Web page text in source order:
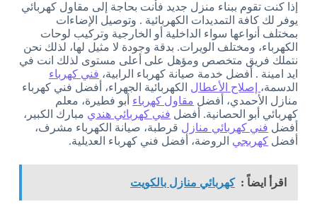
إذا كنت تقوم ببناء منزل جديد فأنت بحاجة إلى مقاول كهربائي
يوفر لك كافة التمديدات الكهربائية . وتوصيل الإضاءات
بمختلف أنواعها سواء الداخلية أو الخارجية وتركيب لوحات
الكهرباء، ومختلف الويرات. بدقة وجودة لا مثيل لها، لذلك نحن
نتملك فريق متخصص ومؤهل على أعلى مستوى لذلك انت في
ايد امينة . أفضل خدمة صيانة كهرباء الرابية، فني كهرباء
الدسمة، إصلاح الأعطال الكهربائية الجهراء، أفضل فني كهرباء
منازل الأحمدي، أفضل مقاول كهرباء أبو فطيرة، معلم
كهربائي أبو الحصانية. أفضل فني كهربائي هندي مبارك الكبير،
أفضل فني كهربائي منازل قرطبة، صيانة الكهرباء مشرف،
أفضل كهربجي الروضة، أفضل فني كهرباء العديلية.
اقرأ ايضاً : كهربائي منازل بالكويت